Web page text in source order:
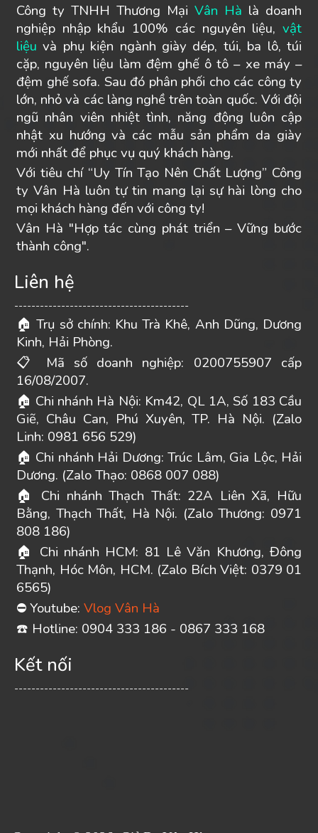
Công ty TNHH Thương Mại Vân Hà là doanh
nghiệp nhập khẩu 100% các nguyên liệu, vật
liệu và phụ kiện ngành giày dép, túi, ba lô, túi
cặp, nguyên liệu làm đệm ghế ô tô – xe máy –
đệm ghế sofa. Sau đó phân phối cho các công ty
lớn, nhỏ và các làng nghề trên toàn quốc. Với đội
ngũ nhân viên nhiệt tình, năng động luôn cập
nhật xu hướng và các mẫu sản phẩm da giày
mới nhất để phục vụ quý khách hàng.
Với tiêu chí “Uy Tín Tạo Nên Chất Lượng” Công
ty Vân Hà luôn tự tin mang lại sự hài lòng cho
mọi khách hàng đến với công ty!
Vân Hà "Hợp tác cùng phát triển – Vững bước
thành công".
Liên hệ
-----------------------------------------
🏠 Trụ sở chính: Khu Trà Khê, Anh Dũng, Dương
Kinh, Hải Phòng.
📋
Mã số doanh nghiệp: 0200755907 cấp
16/08/2007.
🏠 Chi nhánh Hà Nội: Km42, QL 1A, Số 183 Cầu
Giẽ, Châu Can, Phú Xuyên, TP. Hà Nội. (Zalo
Linh: 0981 656 529)
🏠 Chi nhánh Hải Dương: Trúc Lâm, Gia Lộc, Hải
Dương. (Zalo Thạo: 0868 007 088)
🏠 Chi nhánh Thạch Thất: 22A Liên Xã, Hữu
Bằng, Thạch Thất, Hà Nội. (Zalo Thương: 0971
808 186)
🏠
Chi nhánh HCM: 81 Lê Văn Khương, Đông
Thạnh, Hóc Môn, HCM. (Zalo Bích Việt: 0379 01
6565)
⛔ Youtube: Vlog Vân Hà
☎ ️ Hotline: 0904 333 186 - 0867 333 168
Kết nối
-----------------------------------------